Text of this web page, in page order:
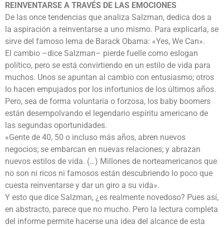
REINVENTARSE A TRAVÉS DE LAS EMOCIONES
De las once tendencias que analiza Salzman, dedica dos a
la aspiración a reinventarse a uno mismo. Para explicarla, se
sirve del famoso lema de Barack Obama: «Yes, We Can».
El cambio –dice Salzman– pierde fuelle como eslogan
político, pero se está convirtiendo en un estilo de vida para
muchos. Unos se apuntan al cambio con entusiasmo; otros
lo hacen empujados por los infortunios de los últimos años.
Pero, sea de forma voluntaria o forzosa, los baby boomers
están desempolvando el legendario espíritu americano de
las segundas oportunidades.
«Gente de 40, 50 o incluso más años, abren nuevos
negocios; se embarcan en nuevas relaciones; y abrazan
nuevos estilos de vida. (…) Millones de norteamericanos que
no son ni ricos ni famosos están descubriendo lo poco que
cuesta reinventarse y dar un giro a su vida».
Y esto que dice Salzman, ¿es realmente novedoso? Pues así,
en abstracto, parece que no mucho. Pero la lectura completa
del informe permite hacerse una idea del alcance de esta